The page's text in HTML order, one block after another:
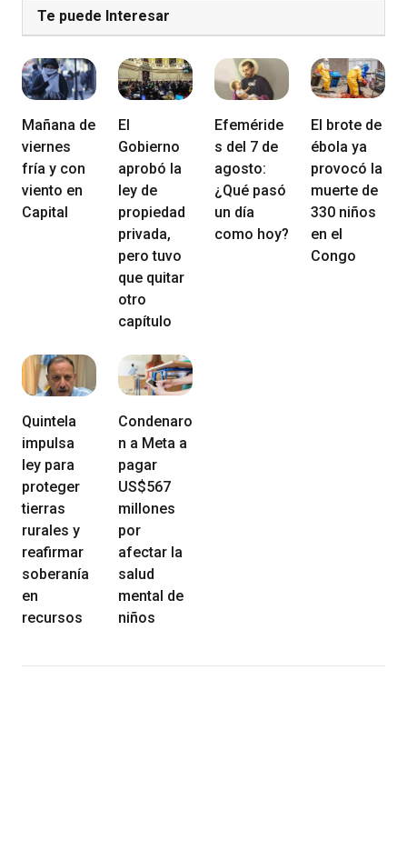
Te puede Interesar
Mañana de
viernes
fría y con
viento en
Capital
El
Gobierno
aprobó la
ley de
propiedad
privada,
pero tuvo
que quitar
otro
capítulo
Efeméride
s del 7 de
agosto:
¿Qué pasó
un día
como hoy?
El brote de
ébola ya
provocó la
muerte de
330 niños
en el
Congo
Quintela
impulsa
ley para
proteger
tierras
rurales y
reafirmar
soberanía
en
recursos
Condenaro
n a Meta a
pagar
US$567
millones
por
afectar la
salud
mental de
niños